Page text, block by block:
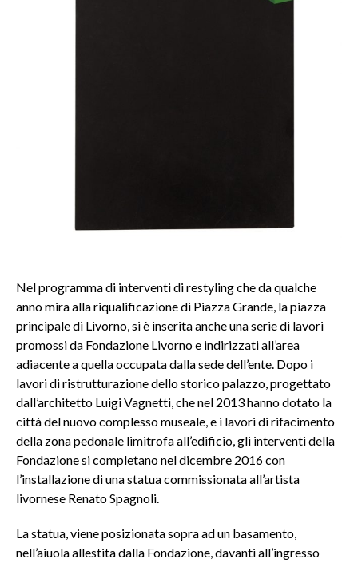
Nel programma di interventi di restyling che da qualche
anno mira alla riqualificazione di Piazza Grande, la piazza
principale di Livorno, si è inserita anche una serie di lavori
promossi da Fondazione Livorno e indirizzati all’area
adiacente a quella occupata dalla sede dell’ente. Dopo i
lavori di ristrutturazione dello storico palazzo, progettato
dall’architetto Luigi Vagnetti, che nel 2013 hanno dotato la
città del nuovo complesso museale, e i lavori di rifacimento
della zona pedonale limitrofa all’edificio, gli interventi della
Fondazione si completano nel dicembre 2016 con
l’installazione di una statua commissionata all’artista
livornese Renato Spagnoli.
La statua, viene posizionata sopra ad un basamento,
nell’aiuola allestita dalla Fondazione, davanti all’ingresso